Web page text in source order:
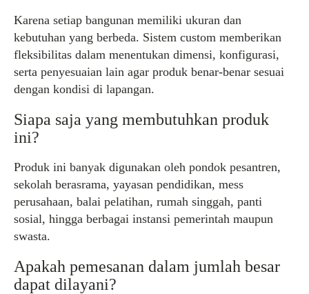
Karena setiap bangunan memiliki ukuran dan
kebutuhan yang berbeda. Sistem custom memberikan
fleksibilitas dalam menentukan dimensi, konfigurasi,
serta penyesuaian lain agar produk benar-benar sesuai
dengan kondisi di lapangan.
Siapa saja yang membutuhkan produk
ini?
Produk ini banyak digunakan oleh pondok pesantren,
sekolah berasrama, yayasan pendidikan, mess
perusahaan, balai pelatihan, rumah singgah, panti
sosial, hingga berbagai instansi pemerintah maupun
swasta.
Apakah pemesanan dalam jumlah besar
dapat dilayani?